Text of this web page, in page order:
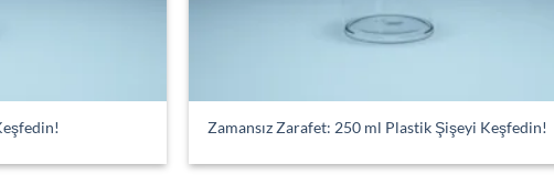
Zamansız Zarafet: 250 ml Plastik Şişeyi Keşfedin!